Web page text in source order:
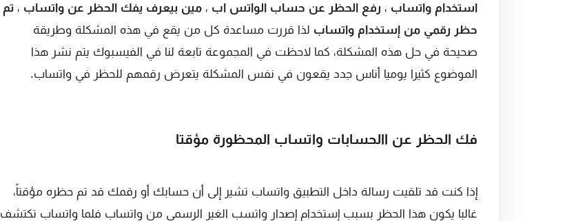
استخدام واتساب ، رفع الحظر عن حساب الواتس اب ، مين بيعرف يفك الحظر عن واتساب ، تم
حظر رقمي من إستخدام واتساب لذا قررت مساعدة كل من يقع في هذه المشكلة وطريقة
صحيحة في حل هذه المشكلة، كما لاحظت في المجموعة تابعة لنا في الفيسبوك يتم نشر هذا
الموضوع كثيرا يوميا أناس جدد يقعون في نفس المشكلة يتعرض رقمهم للحظر في واتساب.
فك الحظر عن االحسابات واتساب المحظورة مؤقتا
إذا كنت قد تلقيت رسالة داخل التطبيق واتساب تشير إلى أن حسابك أو رقمك قد تم حظره مؤقتاً،
غالبا يكون هذا الحظر بسبب إستخدام إصدار واتسب الغير الرسمي من واتساب فلما واتساب تكتشف